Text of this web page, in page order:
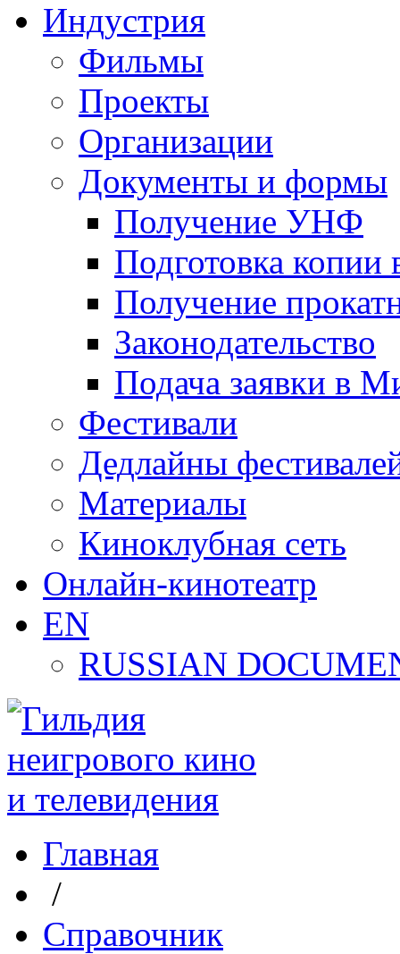
Индустрия
Фильмы
Проекты
Организации
Документы и формы
Получение УНФ
Подготовка копии
Получение
Законодательство
Подача заявки в
Фестивали
Дедлайны
Материалы
Киноклубная сеть
Онлайн-кинотеатр
EN
RUSSIAN
Главная
/
Справочник